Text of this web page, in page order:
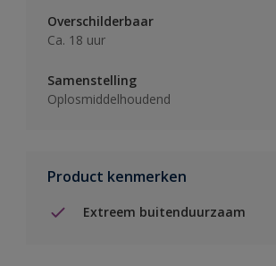
Overschilderbaar
Ca. 18 uur
Samenstelling
Oplosmiddelhoudend
Product kenmerken
Extreem buitenduurzaam